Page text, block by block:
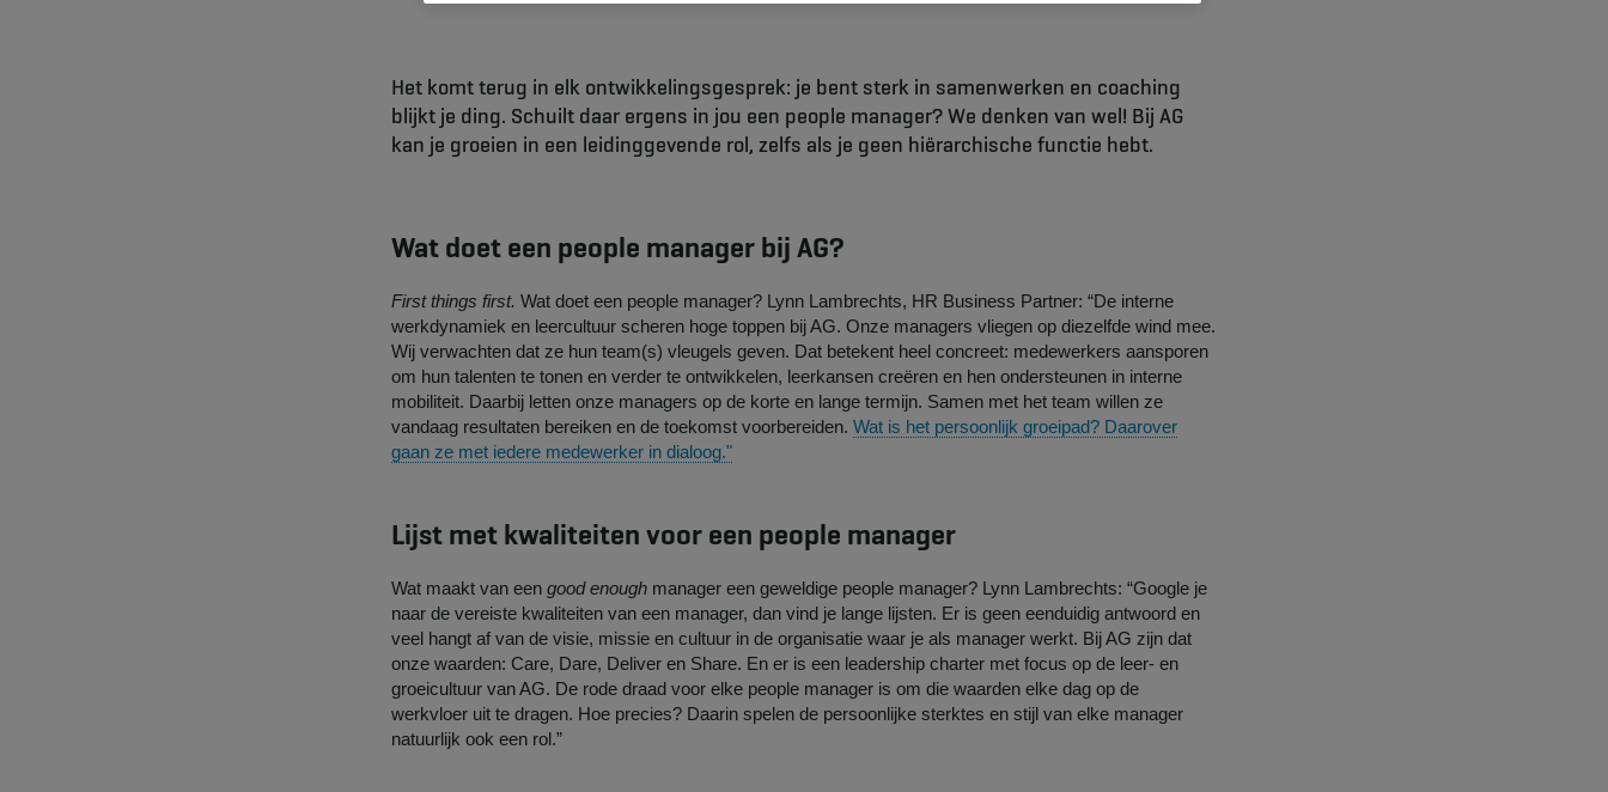
Het komt terug in elk ontwikkelingsgesprek: je bent sterk in samenwerken en coaching
blijkt je ding. Schuilt daar ergens in jou een people manager? We denken van wel! Bij AG
kan je groeien in een leidinggevende rol, zelfs als je geen hiërarchische functie hebt.
Wat doet een people manager bij AG?
First things first. Wat doet een people manager? Lynn Lambrechts, HR Business Partner: “De interne
werkdynamiek en leercultuur scheren hoge toppen bij AG. Onze managers vliegen op diezelfde wind mee.
Wij verwachten dat ze hun team(s) vleugels geven. Dat betekent heel concreet: medewerkers aansporen
om hun talenten te tonen en verder te ontwikkelen, leerkansen creëren en hen ondersteunen in interne
mobiliteit. Daarbij letten onze managers op de korte en lange termijn. Samen met het team willen ze
vandaag resultaten bereiken en de toekomst voorbereiden. Wat is het persoonlijk groeipad? Daarover
gaan ze met iedere medewerker in dialoog."
Lijst met kwaliteiten voor een people manager
Wat maakt van een good enough manager een geweldige people manager? Lynn Lambrechts: “Google je
naar de vereiste kwaliteiten van een manager, dan vind je lange lijsten. Er is geen eenduidig antwoord en
veel hangt af van de visie, missie en cultuur in de organisatie waar je als manager werkt. Bij AG zijn dat
onze waarden: Care, Dare, Deliver en Share. En er is een leadership charter met focus op de leer- en
groeicultuur van AG. De rode draad voor elke people manager is om die waarden elke dag op de
werkvloer uit te dragen. Hoe precies? Daarin spelen de persoonlijke sterktes en stijl van elke manager
natuurlijk ook een rol.”